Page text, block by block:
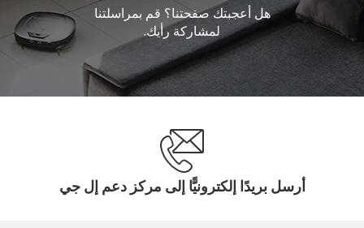
هل أعجبتك صفحتنا؟ قم بمراسلتنا
لمشاركة رأيك.
أرسل بريدًا إلكترونيًّا إلى مركز دعم إل جي